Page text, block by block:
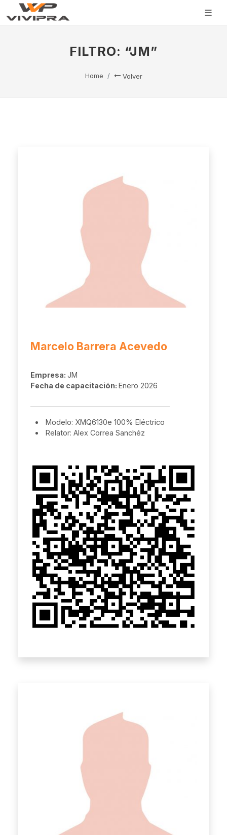
FILTRO: “JM”
Home Volver
Marcelo Barrera Acevedo
Empresa: JM
Fecha de capacitación: Enero 2026
Modelo: XMQ6130e 100% Eléctrico
Relator: Alex Correa Sanchéz